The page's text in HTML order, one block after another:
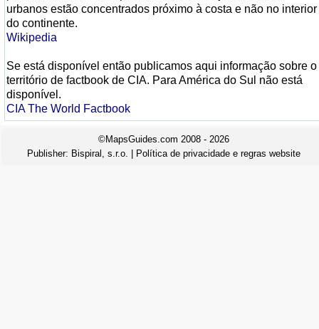
urbanos estão concentrados próximo à costa e não no interior
do continente.
Wikipedia
Se está disponível então publicamos aqui informação sobre o
território de factbook de CIA. Para América do Sul não está
disponível.
CIA The World Factbook
©MapsGuides.com 2008 - 2026
Publisher: Bispiral, s.r.o. Política de privacidade e regras website